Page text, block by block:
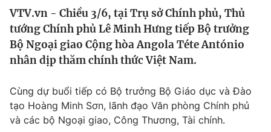
Thế giới
Tin tức
Thế giới đó đây
Câu chuyện quốc tế
Kinh tế
Tài chính
Thị trường
Dữ liệu và đời sống
VTV.vn - Chiều 3/6, tại Trụ sở Chính phủ, Thủ
tướng Chính phủ Lê Minh Hưng tiếp Bộ trưởng
Bộ Ngoại giao Cộng hòa Angola Téte António
nhân dịp thăm chính thức Việt Nam.
Cùng dự buổi tiếp có Bộ trưởng Bộ Giáo dục và Đào
tạo Hoàng Minh Sơn, lãnh đạo Văn phòng Chính phủ
và các bộ Ngoại giao, Công Thương, Tài chính.